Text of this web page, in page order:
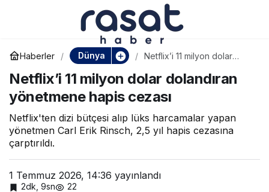
Haberler Dünya
Netflix’i 11 milyon dolar
hapis cezası
Netflix’i 11 milyon dolar dolandıran
yönetmene hapis cezası
Netflix'ten dizi bütçesi alıp lüks harcamalar yapan
yönetmen Carl Erik Rinsch, 2,5 yıl hapis cezasına
çarptırıldı.
1 Temmuz 2026, 14:36 yayınlandı
2dk, 9sn 22
Euroclear’dan dev
hamle: Rusya’nın
tazminat talebine dava